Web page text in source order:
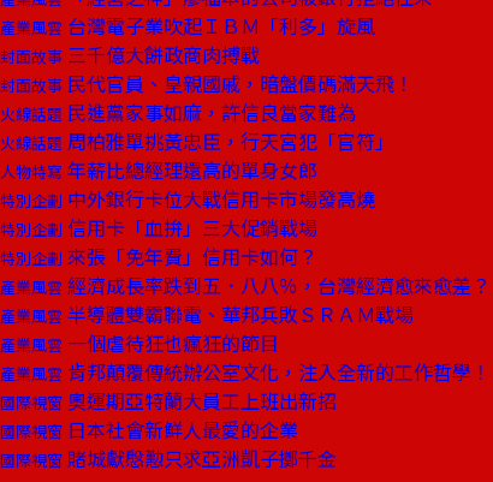
產業風雲 台灣電子業吹起ＩＢＭ「利多」旋風
封面故事 三千億大餅政商肉搏戰
封面故事 民代官員、皇親國戚，暗盤價碼滿天飛！
火線話題 民進黨家事如麻，許信良當家難為
火線話題 周柏雅單挑黃忠臣，行天宮犯「官符」
人物特寫 年薪比總經理還高的單身女郎
特別企劃 中外銀行卡位大戰信用卡市場發高燒
特別企劃 信用卡「血拚」三大促銷戰場
特別企劃 來張「免年費」信用卡如何？
產業風雲 經濟成長率跌到五．八八％，台灣經濟愈來愈差？
產業風雲 半導體雙霸聯電、華邦兵敗ＳＲＡＭ戰場
產業風雲 一個虐待狂也瘋狂的節目
產業風雲 肯邦顛覆傳統辦公室文化，注入全新的工作哲學！
國際視窗 奧運期亞特蘭大員工上班出新招
國際視窗 日本社會新鮮人最愛的企業
國際視窗 賭城獻慇懃只求亞洲凱子擲千金